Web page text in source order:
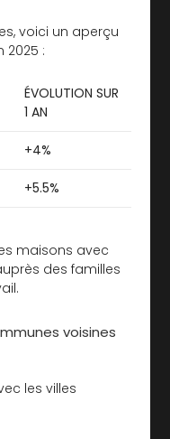
voici un aperçu
2025 :
ÉVOLUTION SUR
1 AN
+4%
+5.5%
maisons avec
des familles
voisines
les villes